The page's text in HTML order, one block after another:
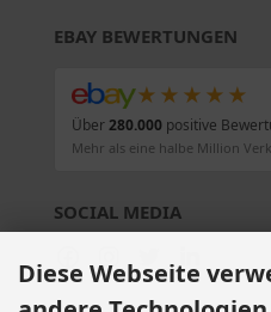
EBAY BEWERTUNGEN
★★★★★
Über280.000positive
Mehr als eine halbe Million
SOCIAL MEDIA
Diese Webseite